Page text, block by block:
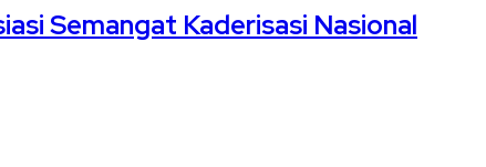
Semangat Kaderisasi Nasional